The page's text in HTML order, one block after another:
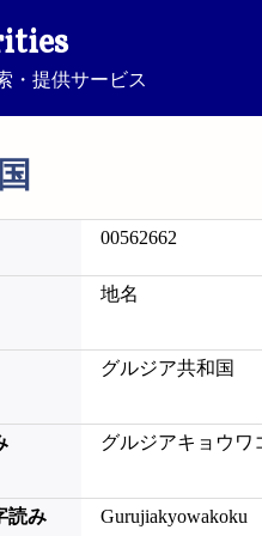
・提供サービス
00562662
地名
グルジア共和国
グルジアキョウワ
読み Gurujiakyowakoku